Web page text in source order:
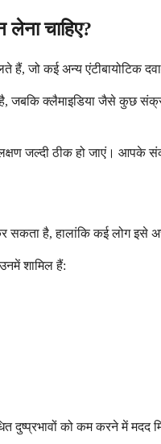
चाहिए?
हैं, जो कई अन्य एंटीबायोटिक
है, जबकि क्लैमाइडिया जैसे
जल्दी ठीक हो जाएं। आपके
कर सकता है, हालांकि कई
शामिल हैं:
दुष्प्रभावों को कम करने में मदद